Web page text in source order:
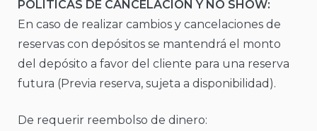
POLITICAS DE CANCELACION Y NO SHOW:
En caso de realizar cambios y cancelaciones de
reservas con depósitos se mantendrá el monto
del depósito a favor del cliente para una reserva
futura (Previa reserva, sujeta a disponibilidad).
De requerir reembolso de dinero: